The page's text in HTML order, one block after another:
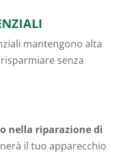
mantengono alta
senza
nella riparazione di
il tuo apparecchio